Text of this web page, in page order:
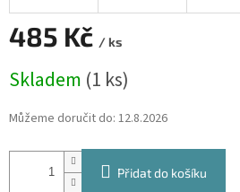
485 Kč / ks
cena:
Skladem (1 ks)
Můžeme doručit do: 12.8.2026
Přidat do košíku